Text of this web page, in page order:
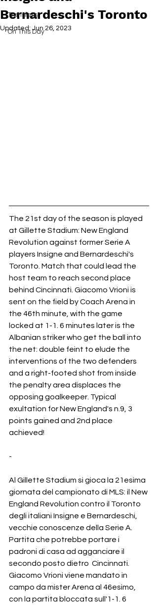
Transfers
On This Day
Bernardeschi's Toronto
Updated: Jun 26, 2023
The 21st day of the season is played
at Gillette Stadium: New England
Revolution against former Serie A
players Insigne and Bernardeschi's
Toronto. Match that could lead the
host team to reach second place
behind Cincinnati. Giacomo Vrioni is
sent on the field by Coach Arena in
the 46th minute, with the game
locked at 1-1. 6 minutes later is the
Albanian striker who get the ball into
the net: double feint to elude the
interventions of the two defenders
and a right-footed shot from inside
the penalty area displaces the
opposing goalkeeper. Typical
exultation for New England's n.9, 3
points gained and 2nd place
achieved!
-
Al Gillette Stadium si gioca la 21esima
giornata del campionato di MLS: il New
England Revolution contro il Toronto
degli italiani Insigne e Bernardeschi,
vecchie conoscenze della Serie A.
Partita che potrebbe portare i
padroni di casa ad agganciare il
secondo posto dietro  Cincinnati.
Giacomo Vrioni viene mandato in
campo da mister Arena al 46esimo,
con la partita bloccata sull'1-1. 6